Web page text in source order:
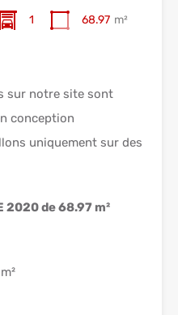
1 68.97 m²
sur notre site sont
conception
uniquement sur des
2020 de 68.97 m²